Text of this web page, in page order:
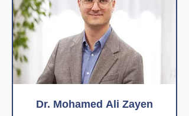
Dr. Mohamed Ali Zayen